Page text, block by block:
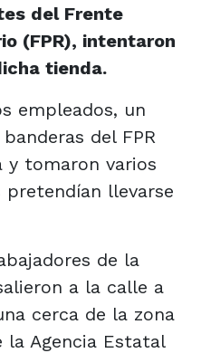
del Frente
(FPR), intentaron
tienda.
empleados, un
del FPR
y tomaron varios
llevarse
de la
a la calle a
cerca de la zona
la Agencia Estatal